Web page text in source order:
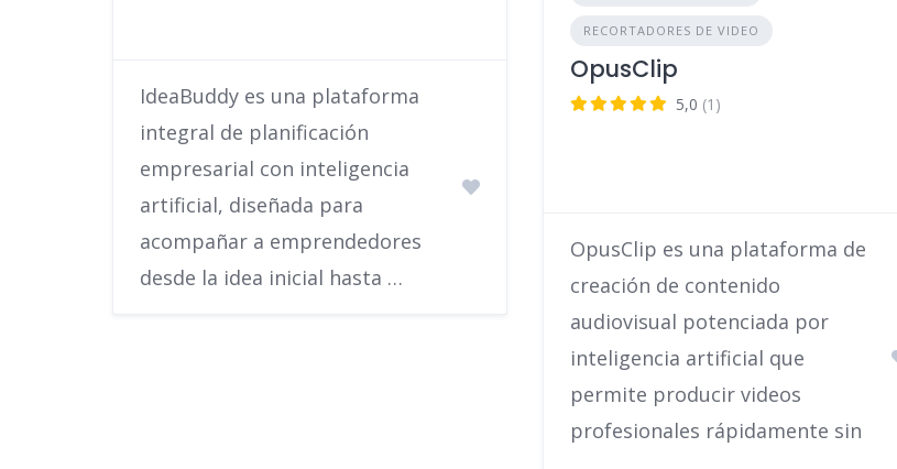
IdeaBuddy es una plataforma
integral de planificación
empresarial con inteligencia
artificial, diseñada para
acompañar a emprendedores
desde la idea inicial hasta …
RECORTADORES DE VIDEO
OpusClip
5,0 (1)
OpusClip es una plataforma de
creación de contenido
audiovisual potenciada por
inteligencia artificial que
permite producir videos
profesionales rápidamente sin